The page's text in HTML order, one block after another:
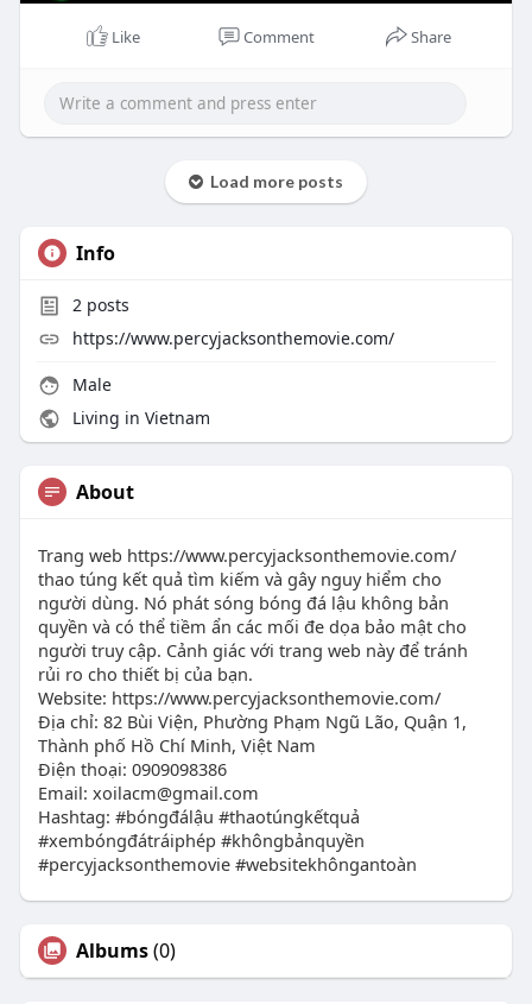
Like Comment Share
Load more posts
Info
2posts
https://www.percyjacksonthemovie.com/
Male
Living in Vietnam
About
Trang web https://www.percyjacksonthemovie.com/
thao túng kết quả tìm kiếm và gây nguy hiểm cho
người dùng. Nó phát sóng bóng đá lậu không bản
quyền và có thể tiềm ẩn các mối đe dọa bảo mật cho
người truy cập. Cảnh giác với trang web này để tránh
rủi ro cho thiết bị của bạn.
Website: https://www.percyjacksonthemovie.com/
Địa chỉ: 82 Bùi Viện, Phường Phạm Ngũ Lão, Quận 1,
Thành phố Hồ Chí Minh, Việt Nam
Điện thoại: 0909098386
Email: xoilacm@gmail.com
Hashtag: #bóngđálậu #thaotúngkếtquả
#xembóngđátráiphép #khôngbảnquyền
#percyjacksonthemovie #websitekhôngantoàn
Albums(0)